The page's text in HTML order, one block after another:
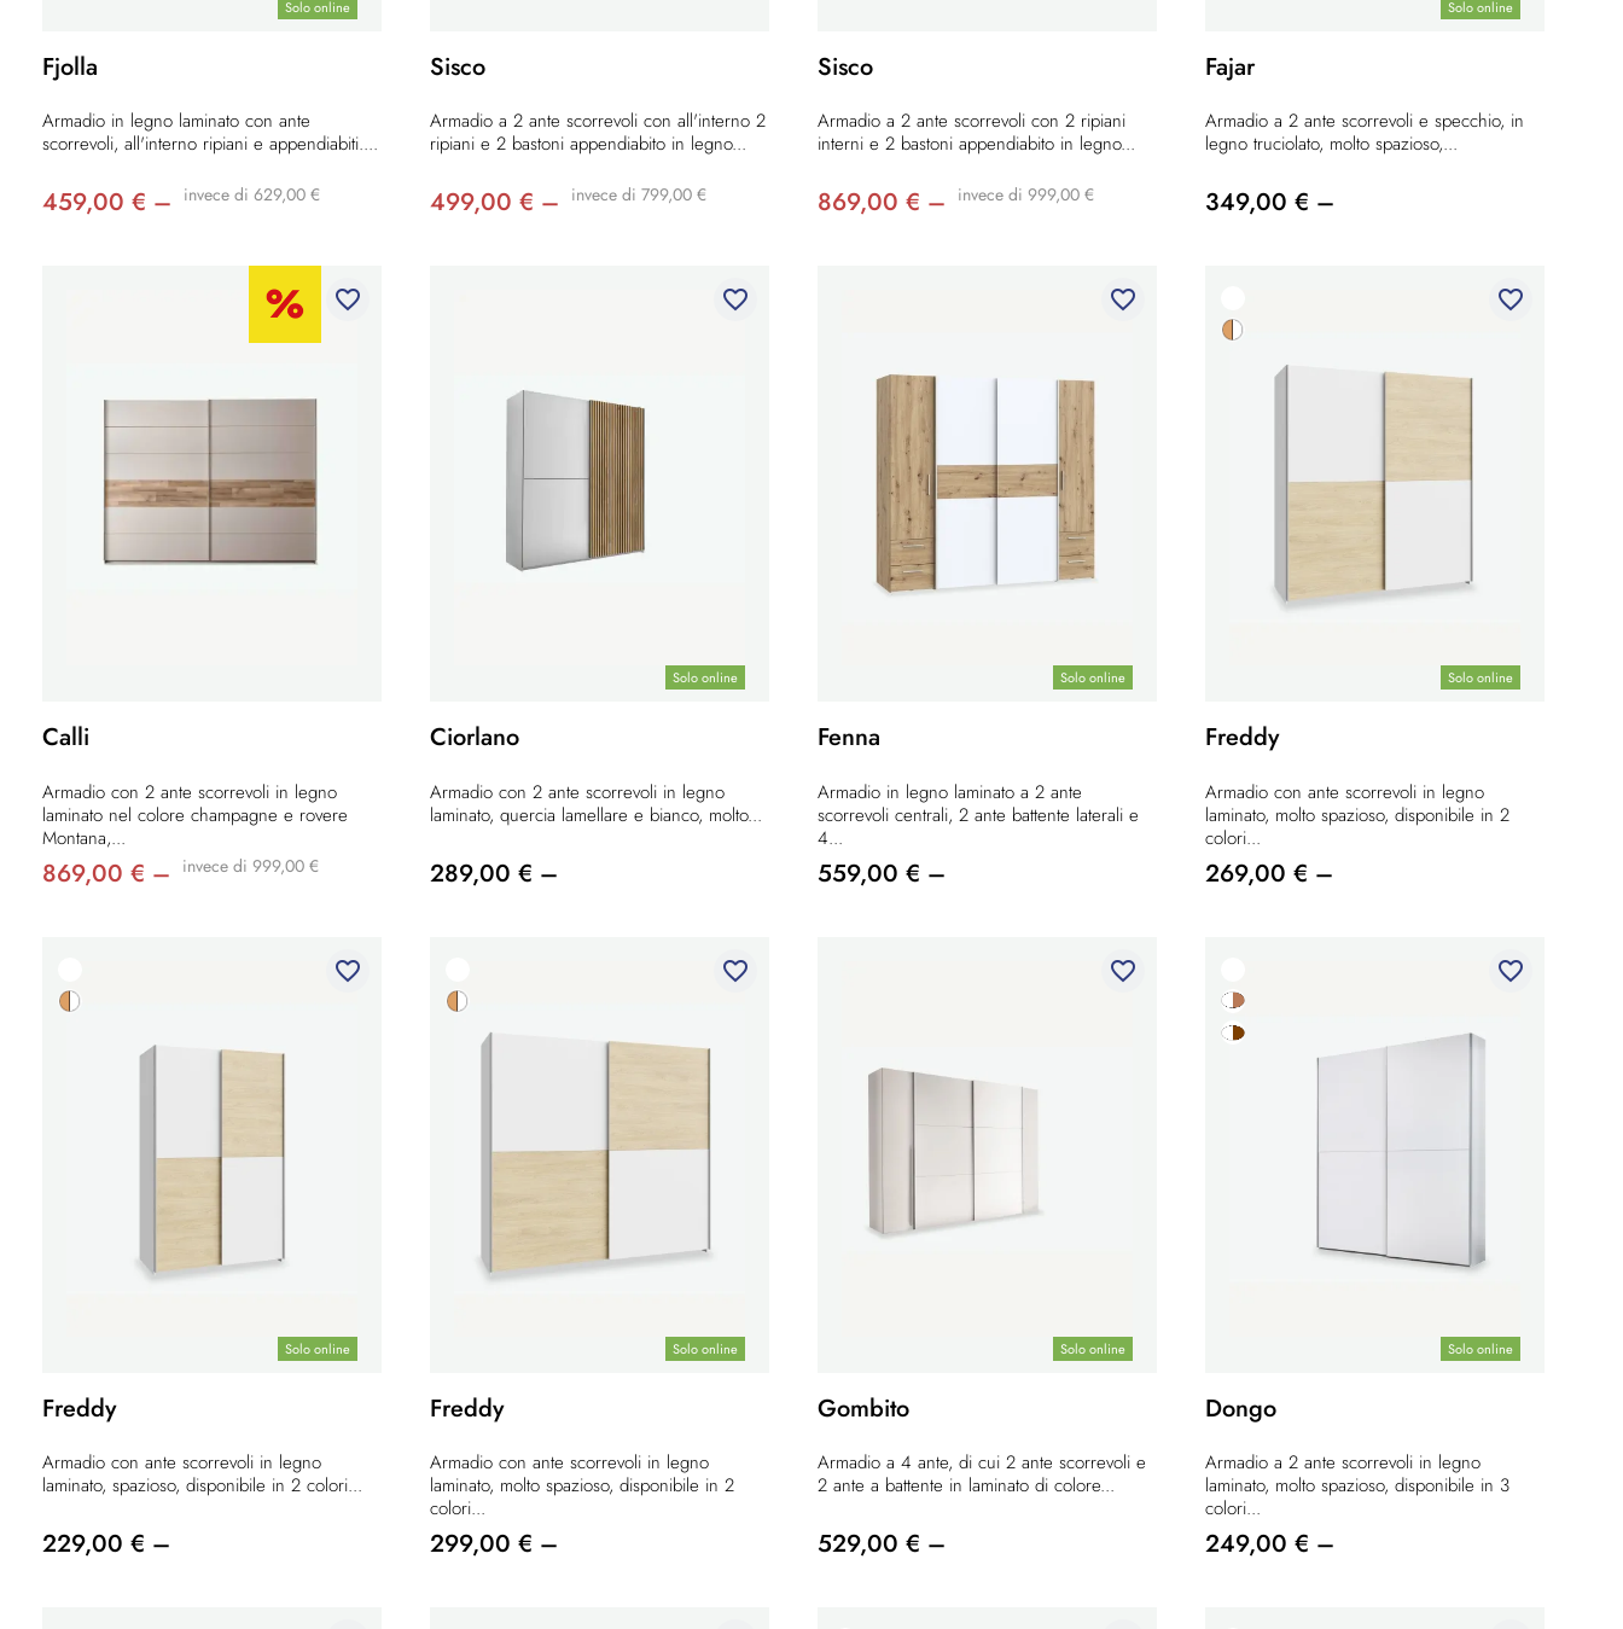
Solo online
Fjolla
Armadio in legno laminato con ante
scorrevoli, all'interno ripiani e appendiabiti....
459,00 € – invece di 629,00 €
Sisco
Armadio a 2 ante scorrevoli con all'interno 2
ripiani e 2 bastoni appendiabito in legno...
499,00 € – invece di 799,00 €
Sisco
Armadio a 2 ante scorrevoli con 2 ripiani
interni e 2 bastoni appendiabito in legno...
869,00 € – invece di 999,00 €
Solo online
Fajar
Armadio a 2 ante scorrevoli e specchio, in
legno truciolato, molto spazioso,...
349,00 € –
favorite_border
Calli
Armadio con 2 ante scorrevoli in legno
laminato nel colore champagne e rovere
Montana,...
869,00 € – invece di 999,00 €
Solo online
favorite_border
Ciorlano
Armadio con 2 ante scorrevoli in legno
laminato, quercia lamellare e bianco, molto...
289,00 € –
Solo online
favorite_border
Fenna
Armadio in legno laminato a 2 ante
scorrevoli centrali, 2 ante battente laterali e
4...
559,00 € –
Solo online
favorite_border
Freddy
Armadio con ante scorrevoli in legno
laminato, molto spazioso, disponibile in 2
colori...
269,00 € –
Solo online
favorite_border
Freddy
Armadio con ante scorrevoli in legno
laminato, spazioso, disponibile in 2 colori...
229,00 € –
Solo online
favorite_border
Freddy
Armadio con ante scorrevoli in legno
laminato, molto spazioso, disponibile in 2
colori...
299,00 € –
Solo online
favorite_border
Gombito
Armadio a 4 ante, di cui 2 ante scorrevoli e
2 ante a battente in laminato di colore...
529,00 € –
Solo online
favorite_border
Dongo
Armadio a 2 ante scorrevoli in legno
laminato, molto spazioso, disponibile in 3
colori...
249,00 € –